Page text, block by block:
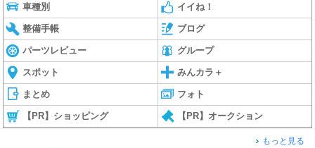
車種別 イイね！
整備手帳 ブログ
パーツレビュー グループ
スポット みんカラ＋
まとめ フォト
【PR】ショッピング 【PR】オークション
もっと見る